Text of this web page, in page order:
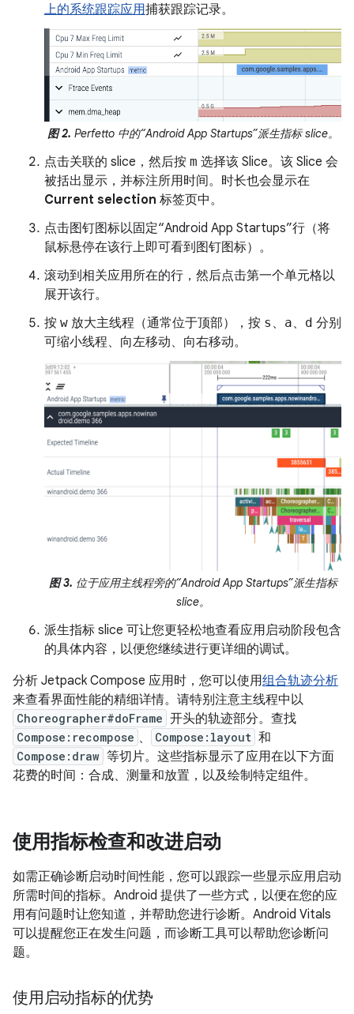
上的系统跟踪应用捕获跟踪记录。
图 2. Perfetto 中的“Android App Startups”派生指标 slice。
点击关联的 slice，然后按 m 选择该 Slice。该 Slice 会
被括出显示，并标注所用时间。时长也会显示在
Current selection 标签页中。
点击图钉图标以固定“Android App Startups”行（将
鼠标悬停在该行上即可看到图钉图标）。
滚动到相关应用所在的行，然后点击第一个单元格以
展开该行。
按 w 放大主线程（通常位于顶部），按 s、a、d 分别
可缩小线程、向左移动、向右移动。
图 3. 位于应用主线程旁的“Android App Startups”派生指标
slice。
派生指标 slice 可让您更轻松地查看应用启动阶段包含
的具体内容，以便您继续进行更详细的调试。
分析 Jetpack Compose 应用时，您可以使用组合轨迹分析
来查看界面性能的精细详情。请特别注意主线程中以
Choreographer#doFrame 开头的轨迹部分。查找
Compose:recompose 、 Compose:layout 和
Compose:draw 等切片。这些指标显示了应用在以下方面
花费的时间：合成、测量和放置，以及绘制特定组件。
使用指标检查和改进启动
如需正确诊断启动时间性能，您可以跟踪一些显示应用启动
所需时间的指标。Android 提供了一些方式，以便在您的应
用有问题时让您知道，并帮助您进行诊断。Android Vitals
可以提醒您正在发生问题，而诊断工具可以帮助您诊断问
题。
使用启动指标的优势